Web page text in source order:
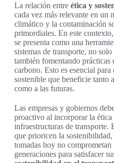
La relación entre ética y
cada vez más relevante en un
climático y la contaminación
primordiales. En este
se presenta como una
sistemas de transporte, no
también fomentando prácticas
carbono. Esto es esencial
sostenible que beneficie tanto
como a las futuras.
Las empresas y gobiernos
proactivo al incorporar la
infraestructuras de transporte.
que prioricen la
tomadas hoy no
generaciones para satisfacer